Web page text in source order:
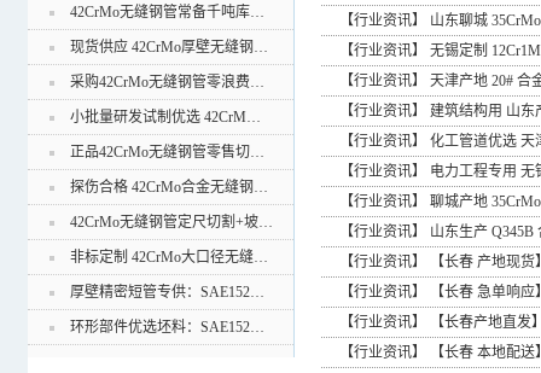
【行业资讯】
山东聊城
【行业资讯】 无锡定制
【行业资讯】 天津产地 20# 合
【行业资讯】
建筑结构用 山东
【行业资讯】 化工管道优选 天
【行业资讯】
电力工程专用 无
【行业资讯】 聊城产地
【行业资讯】
山东生产 Q345B
【行业资讯】
【长春 产地现
【行业资讯】
【长春 急单响
【行业资讯】
【长春产地直
【行业资讯】
【长春 本地配
42CrMo无缝钢管常备千吨库…
现货供应 42CrMo厚壁无缝钢…
采购42CrMo无缝钢管零浪费…
小批量研发试制优选 42CrM…
正品42CrMo无缝钢管零售切…
探伤合格 42CrMo合金无缝钢…
42CrMo无缝钢管定尺切割+坡…
非标定制 42CrMo大口径无缝…
厚壁精密短管专供：SAE152…
环形部件优选坯料：SAE152…